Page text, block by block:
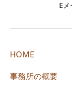
E
HOME
事務所の概要